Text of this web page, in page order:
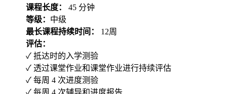
课程长度：
45 分钟
等级： 中级
最长课程持续时间：
12周
评估：
✓ 抵达时的入学测验
✓ 透过课堂作业和课堂作业进行持续评估
✓ 每周 4 次进度测验
✓ 每周 4 次辅导和进度报告